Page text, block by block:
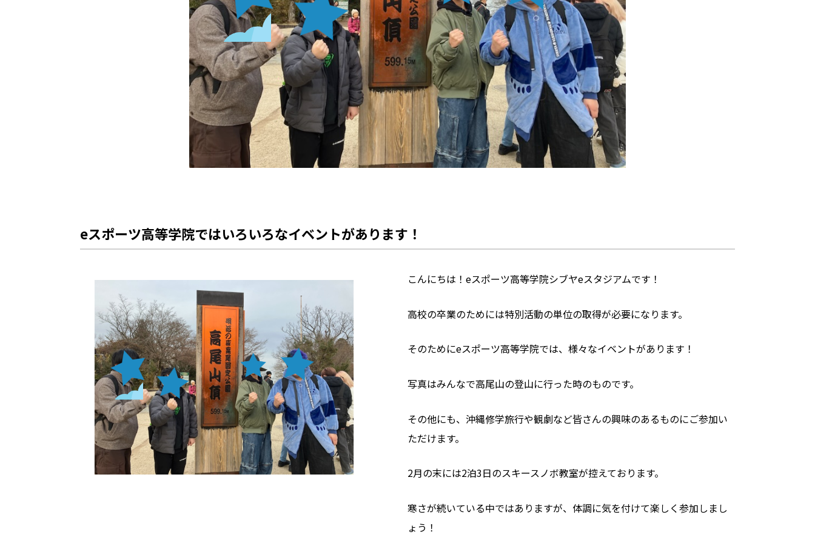
eスポーツ高等学院ではいろいろなイベントがあります！
こんにちは！eスポーツ高等学院シブヤeスタジアムです！
高校の卒業のためには特別活動の単位の取得が必要になります。
そのためにeスポーツ高等学院では、様々なイベントがあります！
写真はみんなで高尾山の登山に行った時のものです。
その他にも、沖縄修学旅行や観劇など皆さんの興味のあるものにご参加い
ただけます。
2月の末には2泊3日のスキースノボ教室が控えております。
寒さが続いている中ではありますが、体調に気を付けて楽しく参加しまし
ょう！